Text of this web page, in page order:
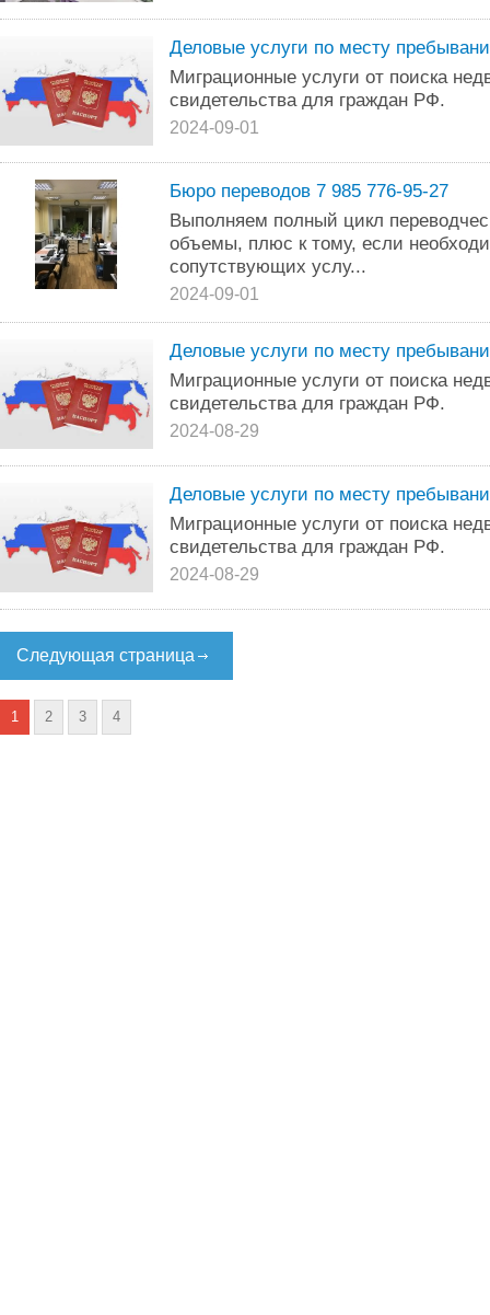
Деловые услуги по месту
Миграционные услуги от поиска
свидетельства для граждан РФ.
2024-09-01
Бюро переводов 7 985 776-95-27
Выполняем полный цикл
объемы, плюс к тому, если
сопутствующих услу...
2024-09-01
Деловые услуги по месту
Миграционные услуги от поиска
свидетельства для граждан РФ.
2024-08-29
Деловые услуги по месту
Миграционные услуги от поиска
свидетельства для граждан РФ.
2024-08-29
Следующая страница
1 2 3 4